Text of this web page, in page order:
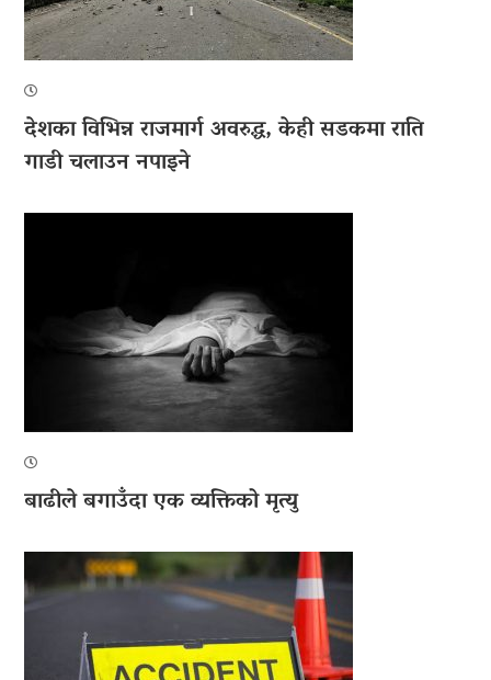
देशका विभिन्न राजमार्ग अवरुद्ध, केही सडकमा राति
गाडी चलाउन नपाइने
बाढीले बगाउँदा एक व्यक्तिको मृत्यु